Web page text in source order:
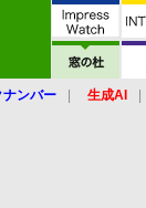
ナンバー 生成AI